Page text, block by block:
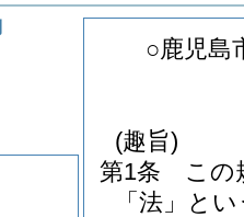
○鹿児島
(趣旨)
第1条
この
「法」と